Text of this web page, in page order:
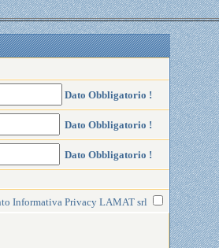
Dato Obbligatorio !
Dato Obbligatorio !
Dato Obbligatorio !
Informativa Privacy LAMAT srl